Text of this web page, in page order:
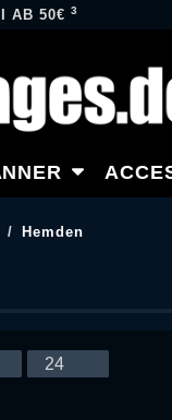
AB 50€ 3
Hemden